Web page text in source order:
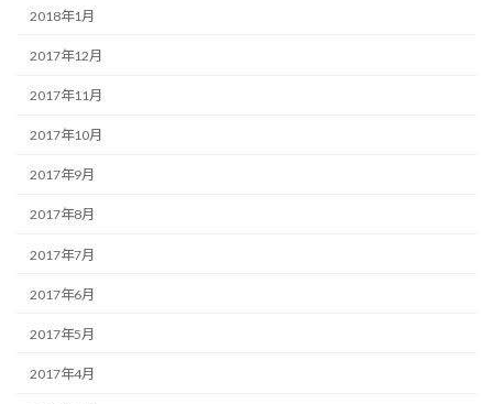
2018年1月
2017年12月
2017年11月
2017年10月
2017年9月
2017年8月
2017年7月
2017年6月
2017年5月
2017年4月